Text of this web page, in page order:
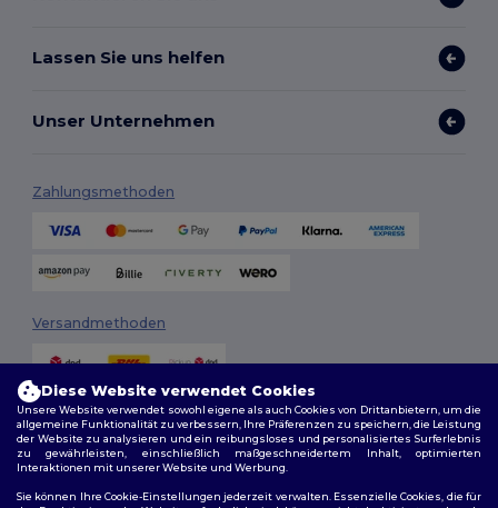
Lassen Sie uns helfen
Unser Unternehmen
Zahlungsmethoden
Versandmethoden
Diese Website verwendet Cookies
Unsere Website verwendet sowohl eigene als auch Cookies von Drittanbietern, um die
allgemeine Funktionalität zu verbessern, Ihre Präferenzen zu speichern, die Leistung
der Website zu analysieren und ein reibungsloses und personalisiertes Surferlebnis
zu gewährleisten, einschließlich maßgeschneidertem Inhalt, optimierten
Interaktionen mit unserer Website und Werbung.
Sie können Ihre Cookie-Einstellungen jederzeit verwalten. Essenzielle Cookies, die für